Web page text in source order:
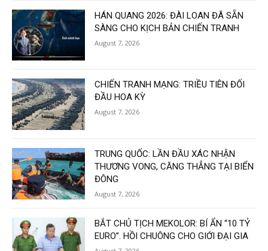
HÁN QUANG 2026: ĐÀI LOAN ĐÃ SẴN
SÀNG CHO KỊCH BẢN CHIẾN TRANH
August 7, 2026
CHIẾN TRANH MẠNG: TRIỀU TIÊN ĐỐI
ĐẦU HOA KỲ
August 7, 2026
TRUNG QUỐC: LẦN ĐẦU XÁC NHẬN
THƯƠNG VONG, CĂNG THẲNG TẠI BIỂN
ĐÔNG
August 7, 2026
BẮT CHỦ TỊCH MEKOLOR: BÍ ẨN “10 TỶ
EURO”. HỒI CHUÔNG CHO GIỚI ĐẠI GIA